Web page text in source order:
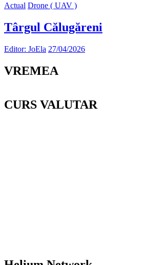
Actual Drone ( UAV )
Târgul Călugăreni
Editor: JoEla 27/04/2026
VREMEA
CURS VALUTAR